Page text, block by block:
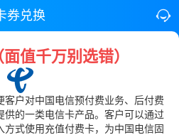
券兑换
值千万别选错）
客户对中国电信预付费业务、后付费
供的一类电信卡产品。客户可以通过
式使用充值付费卡，为中国电信固